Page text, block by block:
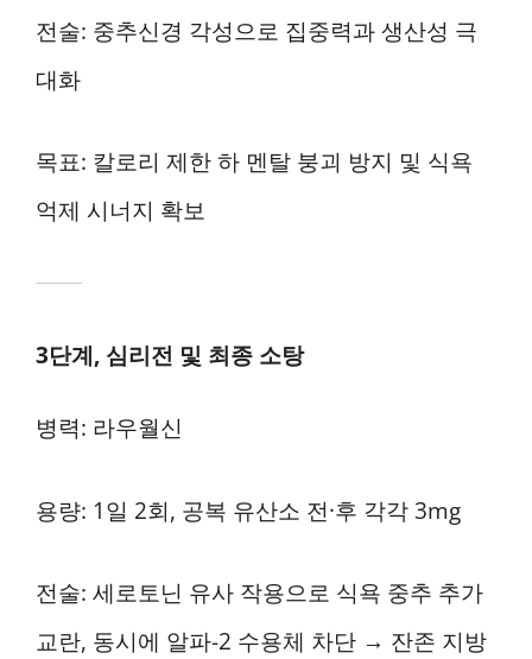
전술: 중추신경 각성으로 집중력과 생산성 극
대화
목표: 칼로리 제한 하 멘탈 붕괴 방지 및 식욕
억제 시너지 확보
3단계, 심리전 및 최종 소탕
병력: 라우월신
용량: 1일 2회, 공복 유산소 전·후 각각 3mg
전술: 세로토닌 유사 작용으로 식욕 중추 추가
교란, 동시에 알파-2 수용체 차단 → 잔존 지방